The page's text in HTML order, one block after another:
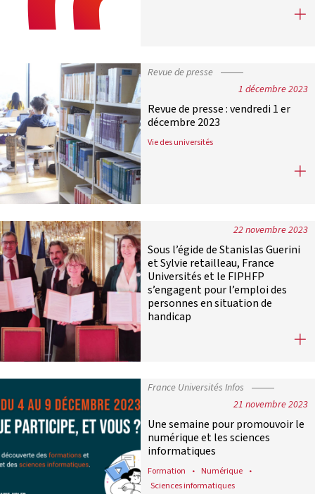
Référentiel métier des Directeurs
Revue de presse
1 décembre 2023
Revue de presse : vendredi 1 er
décembre 2023
Vie des universités
Revue de presse : vendredi 1 er
22 novembre 2023
Sous l’égide de Stanislas Guerini
et Sylvie retailleau, France
Universités et le FIPHFP
s’engagent pour l’emploi des
personnes en situation de
handicap
Sous l’égide de Stanislas
France Universités Infos
21 novembre 2023
Une semaine pour promouvoir le
numérique et les sciences
informatiques
Formation
Numérique
Sciences informatiques